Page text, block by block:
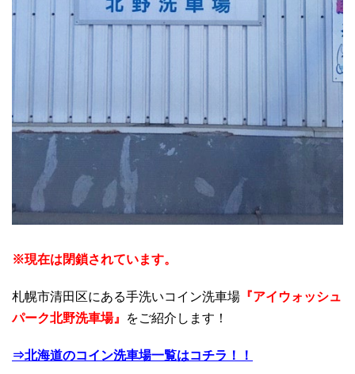
※現在は閉鎖されています。
札幌市清田区にある手洗いコイン洗車場 『アイウォッシュ
パーク北野洗車場』
をご紹介します！
⇒北海道のコイン洗車場一覧はコチラ！！